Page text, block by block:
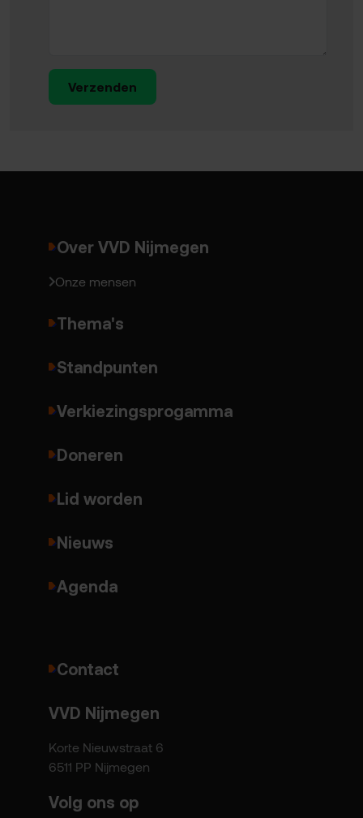
Verzenden
Over VVD Nijmegen
Onze mensen
Thema's
Standpunten
Verkiezingsprogamma
Doneren
Lid worden
Nieuws
Agenda
Contact
VVD Nijmegen
Korte Nieuwstraat 6
6511 PP Nijmegen
Volg ons op